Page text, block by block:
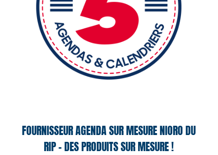
FOURNISSEUR AGENDA SUR MESURE NIORO DU
RIP – DES PRODUITS SUR MESURE !